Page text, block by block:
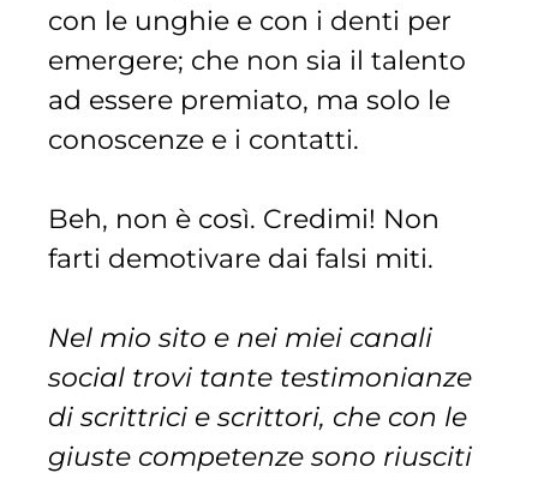
con le unghie e con i denti per
emergere; che non sia il talento
ad essere premiato, ma solo le
conoscenze e i contatti.
Beh, non è così. Credimi! Non
farti demotivare dai falsi miti.
Nel mio sito e nei miei canali
social trovi tante testimonianze
di scrittrici e scrittori, che con le
giuste competenze sono riusciti